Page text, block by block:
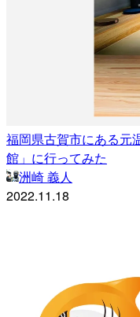
福岡県古賀市にある元
館」に行ってみた
洲崎 義人
2022.11.18